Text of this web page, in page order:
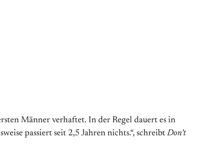
Männer verhaftet. In der Regel dauert es in
passiert seit 2,5 Jahren nichts.“, schreibt Don’t